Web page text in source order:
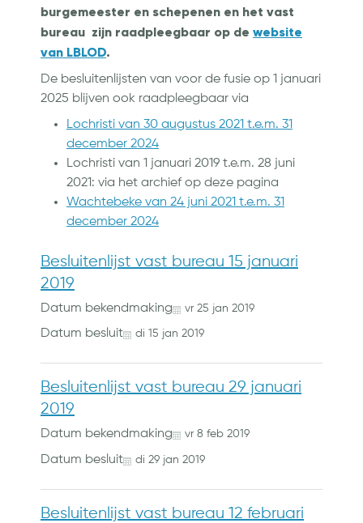
burgemeester en schepenen en het vast
bureau zijn raadpleegbaar op de website
van LBLOD.
De besluitenlijsten van voor de fusie op 1 januari
2025 blijven ook raadpleegbaar via
Lochristi van 30 augustus 2021 t.e.m. 31
december 2024
Lochristi van 1 januari 2019 t.e.m. 28 juni
2021: via het archief op deze pagina
Wachtebeke van 24 juni 2021 t.e.m. 31
december 2024
Besluitenlijst vast bureau 15 januari
2019
Datum bekendmaking vr 25 jan 2019
Datum besluit di 15 jan 2019
Besluitenlijst vast bureau 29 januari
2019
Datum bekendmaking vr 8 feb 2019
Datum besluit di 29 jan 2019
Besluitenlijst vast bureau 12 februari